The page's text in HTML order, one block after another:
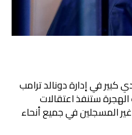
في إدارة دونالد ترامب
ستنفذ اعتقالات
المسجلين في جميع أنحاء